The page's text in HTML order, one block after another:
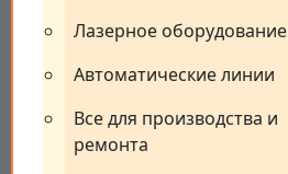
Лазерное оборудование
Автоматические линии
Все для производства и
ремонта